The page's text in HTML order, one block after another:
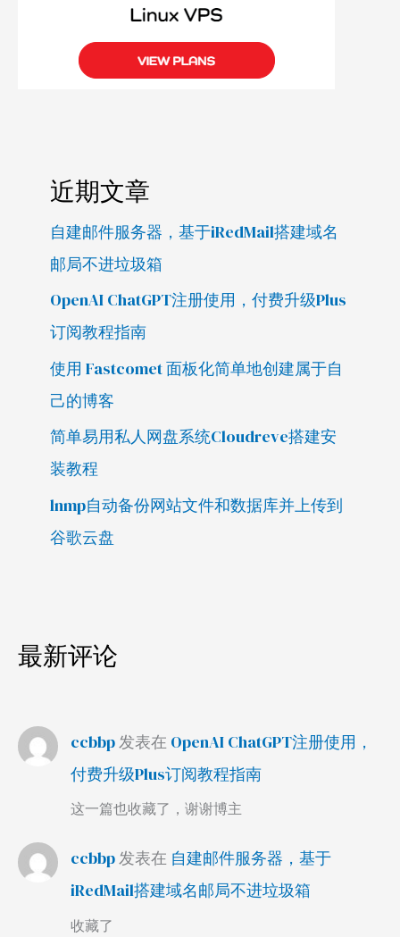
近期文章
自建邮件服务器，基于iRedMail搭建域名
邮局不进垃圾箱
OpenAI ChatGPT注册使用，付费升级Plus
订阅教程指南
使用 Fastcomet 面板化简单地创建属于自
己的博客
简单易用私人网盘系统Cloudreve搭建安
装教程
lnmp自动备份网站文件和数据库并上传到
谷歌云盘
最新评论
ccbbp发表在 OpenAI ChatGPT注册使用，
付费升级Plus订阅教程指南
这一篇也收藏了，谢谢博主
ccbbp发表在 自建邮件服务器，基于
iRedMail搭建域名邮局不进垃圾箱
收藏了